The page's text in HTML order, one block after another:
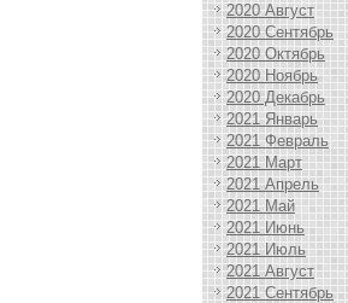
2020 Август
2020 Сентябрь
2020 Октябрь
2020 Ноябрь
2020 Декабрь
2021 Январь
2021 Февраль
2021 Март
2021 Апрель
2021 Май
2021 Июнь
2021 Июль
2021 Август
2021 Сентябрь